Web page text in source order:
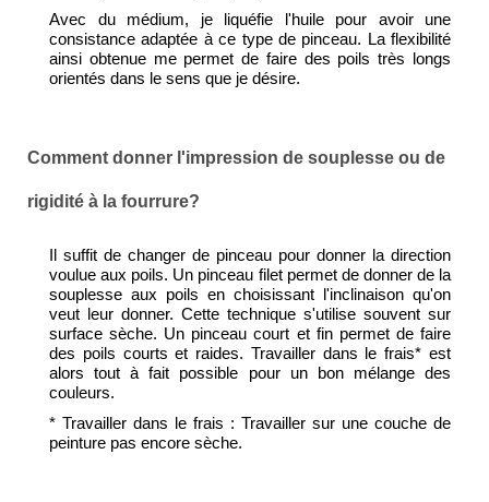
Avec du médium, je liquéfie l'huile pour avoir une
consistance adaptée à ce type de pinceau. La flexibilité
ainsi obtenue me permet de faire des poils très longs
orientés dans le sens que je désire.
Comment donner l'impression de souplesse ou de
rigidité à la fourrure?
Il suffit de changer de pinceau pour donner la direction
voulue aux poils. Un pinceau filet permet de donner de la
souplesse aux poils en choisissant l'inclinaison qu'on
veut leur donner. Cette technique s'utilise souvent sur
surface sèche. Un pinceau court et fin permet de faire
des poils courts et raides. Travailler dans le frais* est
alors tout à fait possible pour un bon mélange des
couleurs.
* Travailler dans le frais : Travailler sur une couche de
peinture pas encore sèche.